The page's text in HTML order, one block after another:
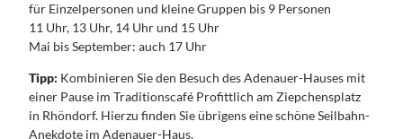
für Einzelpersonen und kleine Gruppen bis 9 Personen
11 Uhr, 13 Uhr, 14 Uhr und 15 Uhr
Mai bis September: auch 17 Uhr
Tipp: Kombinieren Sie den Besuch des Adenauer-Hauses mit
einer Pause im Traditionscafé Profittlich am Ziepchensplatz
in Rhöndorf. Hierzu finden Sie übrigens eine schöne Seilbahn-
Anekdote im Adenauer-Haus.